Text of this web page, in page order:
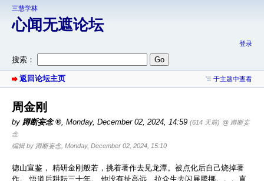
三慧学林
心闻无遮论坛
登录
搜索：
返回论坛主页 于主题中查看
周金刚
by 蹲断妄念 , Monday, December 02, 2024, 14:59 (614 天前) @ 蹲断妄
念
编辑 by 蹲断妄念, Monday, December 02, 2024, 15:10
德山宣鉴， 精研金刚般若，挑着著作去见龙潭。被点化后自己烧掉著
作。 悟道后耕耘三十年。 他没有扯高远、拉众生去闪展腾挪。。。直